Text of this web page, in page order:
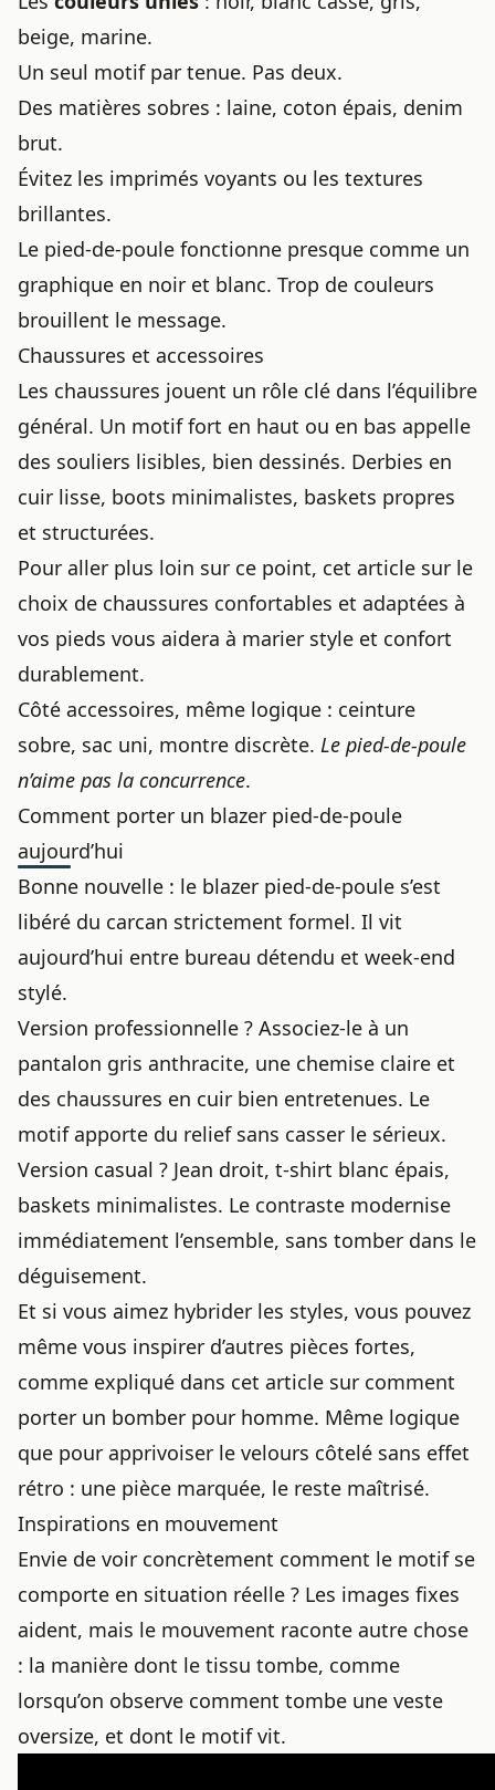
beige, marine.
Un seul motif par tenue. Pas deux.
Des matières sobres : laine, coton épais, denim
brut.
Évitez les imprimés voyants ou les textures
brillantes.
Le pied-de-poule fonctionne presque comme un
graphique en noir et blanc. Trop de couleurs
brouillent le message.
Chaussures et accessoires
Les chaussures jouent un rôle clé dans l’équilibre
général. Un motif fort en haut ou en bas appelle
des souliers lisibles, bien dessinés. Derbies en
cuir lisse, boots minimalistes, baskets propres
et structurées.
Pour aller plus loin sur ce point, cet article sur le
choix de chaussures confortables et adaptées à
vos pieds vous aidera à marier style et confort
durablement.
Côté accessoires, même logique : ceinture
sobre, sac uni, montre discrète. Le pied-de-poule
n’aime pas la concurrence.
Comment porter un blazer pied-de-poule
aujourd’hui
Bonne nouvelle : le blazer pied-de-poule s’est
libéré du carcan strictement formel. Il vit
aujourd’hui entre bureau détendu et week-end
stylé.
Version professionnelle ? Associez-le à un
pantalon gris anthracite, une chemise claire et
des chaussures en cuir bien entretenues. Le
motif apporte du relief sans casser le sérieux.
Version casual ? Jean droit, t-shirt blanc épais,
baskets minimalistes. Le contraste modernise
immédiatement l’ensemble, sans tomber dans le
déguisement.
Et si vous aimez hybrider les styles, vous pouvez
même vous inspirer d’autres pièces fortes,
comme expliqué dans cet article sur comment
porter un bomber pour homme. Même logique
que pour apprivoiser le velours côtelé sans effet
rétro : une pièce marquée, le reste maîtrisé.
Inspirations en mouvement
Envie de voir concrètement comment le motif se
comporte en situation réelle ? Les images fixes
aident, mais le mouvement raconte autre chose
: la manière dont le tissu tombe, comme
lorsqu’on observe comment tombe une veste
oversize, et dont le motif vit.